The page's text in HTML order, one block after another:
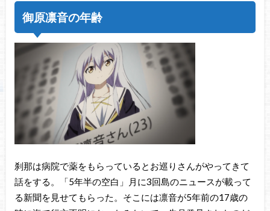
御原凛音の年齢
刹那は病院で薬をもらっているとお巡りさんがやってきて
話をする。「5年半の空白」月に3回島のニュースが載って
る新聞を見せてもらった。そこには凛音が5年前の17歳の